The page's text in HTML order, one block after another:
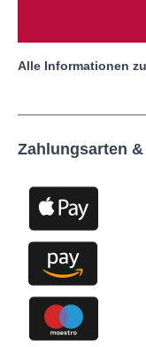
Alle Informationen
Zahlungsarten